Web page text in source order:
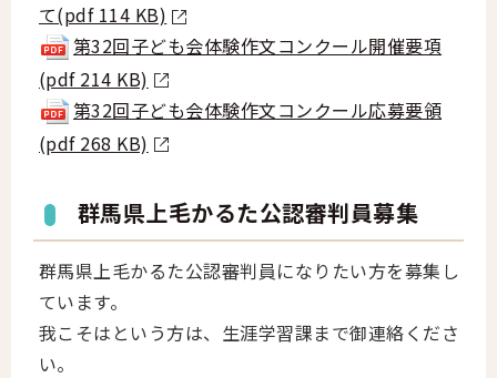
て(pdf 114 KB)
第32回子ども会体験作文コンクール開催要項
(pdf 214 KB)
第32回子ども会体験作文コンクール応募要領
(pdf 268 KB)
群馬県上毛かるた公認審判員募集
群馬県上毛かるた公認審判員になりたい方を募集し
ています。
我こそはという方は、生涯学習課まで御連絡くださ
い。